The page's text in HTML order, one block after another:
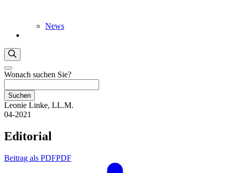
News
Wonach suchen Sie?
Suchen
Leonie Linke, LL.M.
04-2021
Editorial
Beitrag als PDFPDF